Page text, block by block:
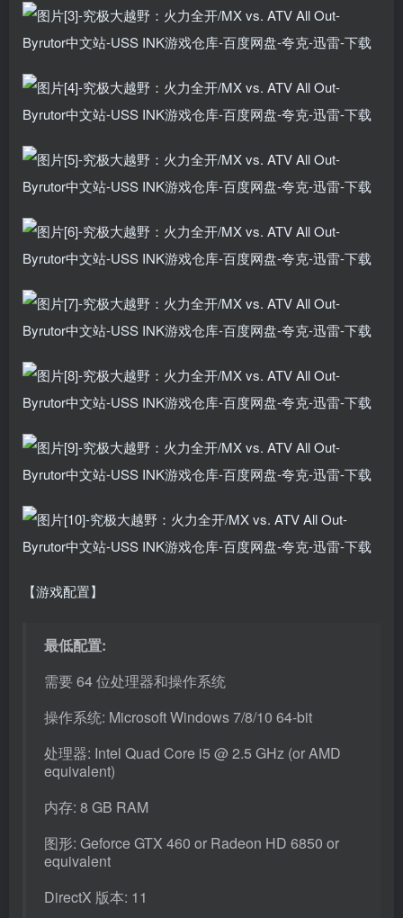
【游戏配置】
最低配置:
需要 64 位处理器和操作系统
操作系统: Microsoft Windows 7/8/10 64-bit
处理器: Intel Quad Core i5 @ 2.5 GHz (or AMD
equivalent)
内存: 8 GB RAM
图形: Geforce GTX 460 or Radeon HD 6850 or
equivalent
DirectX 版本: 11